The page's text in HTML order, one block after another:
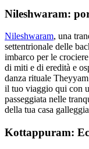
Nileshwaram:
Nileshwaram, una
settentrionale delle
imbarco per le
di miti e di eredità e
danza rituale
il tuo viaggio qui con
passeggiata nelle
della tua casa
Kottappuram: